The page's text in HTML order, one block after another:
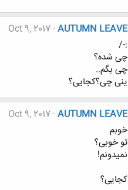
AUTUMN LEAVE
Oct 9, 2017
:-/
چی شده؟
چی بگم‌‌..
ینی چی؟کجایی؟
AUTUMN LEAVE
Oct 9, 2017
خوبم
تو خوبی؟
نمیدونم!
کجایی؟